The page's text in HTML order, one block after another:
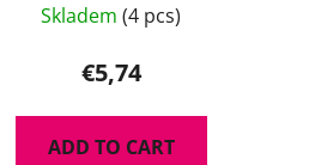
Skladem(4 pcs)
€5,74
ADD TO CART